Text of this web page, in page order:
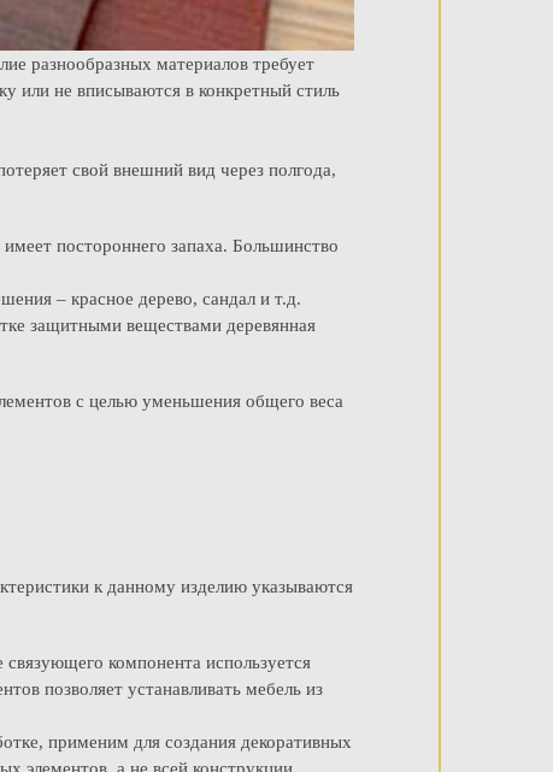
разнообразных материалов требует
или не вписываются в конкретный стиль
свой внешний вид через полгода,
постороннего запаха. Большинство
– красное дерево, сандал и т.д.
защитными веществами деревянная
с целью уменьшения общего веса
к данному изделию указываются
компонента используется
позволяет устанавливать мебель из
применим для создания декоративных
элементов, а не всей конструкции.